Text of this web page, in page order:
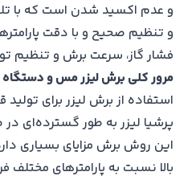
و عدم اکسید شدن است که با
و تنظیم صحیح و با دقت
فشار گاز، سرعت برش و تنظیم
مرور کلی برش لیزر مس و دستگاه
استفاده از برش لیزر برای
پرشیا لیزر به طور گسترده‌ای
این روش برش مزایای بسیاری
بالا نسبت به پارامترهای مختلف